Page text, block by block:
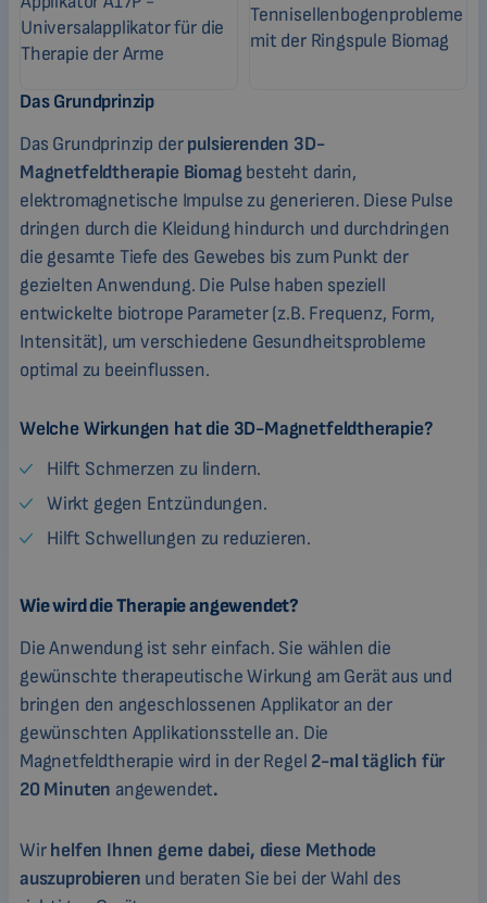
Das Grundprinzip
Das Grundprinzip derpulsierenden 3D-
Magnetfeldtherapie Biomagbesteht darin,
elektromagnetische Impulse zu generieren. Diese Pulse
dringen durch die Kleidung hindurch und durchdringen
die gesamte Tiefe des Gewebes bis zum Punkt der
gezielten Anwendung. Die Pulse haben speziell
entwickelte biotrope Parameter (z.B. Frequenz, Form,
Intensität), um verschiedene Gesundheitsprobleme
optimal zu beeinflussen.
Welche Wirkungen hat die 3D-Magnetfeldtherapie?
Hilft Schmerzen zu lindern.
Wirkt gegen Entzündungen.
Hilft Schwellungen zu reduzieren.
Wie wird die Therapie angewendet?
Die Anwendung ist sehr einfach. Sie wählen die
gewünschte therapeutische Wirkung am Gerät aus und
bringen den angeschlossenen Applikator an der
gewünschten Applikationsstelle an. Die
Magnetfeldtherapie wird in der Regel 2-mal täglich für
20 Minuten angewendet.
Wirhelfen Ihnen gerne dabei, diese Methode
auszuprobieren und beraten Sie bei der Wahl des